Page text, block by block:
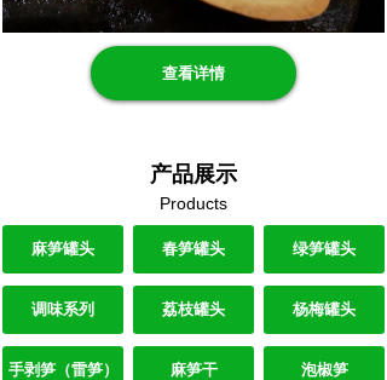
查看详情
产品展示
Products
麻笋干 泡椒笋
麻笋罐头 绿笋罐头
调味系列
春笋罐头
杨梅罐头
手剥笋（雷笋）
荔枝罐头